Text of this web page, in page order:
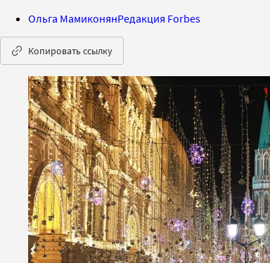
Ольга МамиконянРедакция Forbes
Копировать ссылку